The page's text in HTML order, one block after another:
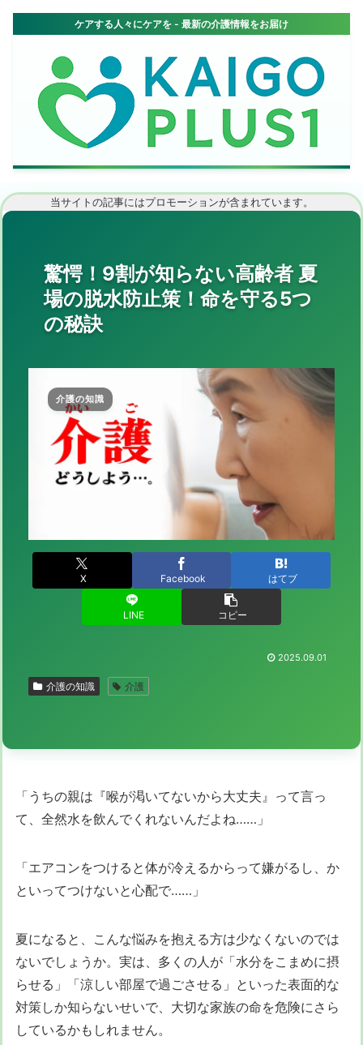
当サイトの記事にはプロモーションが含まれています。
驚愕！9割が知らない高齢者 夏
場の脱水防止策！命を守る5つ
の秘訣
介護の知識
X Facebook はてブ
LINE コピー
2025.09.01
介護の知識 介護
「うちの親は『喉が渇いてないから大丈夫』って言っ
て、全然水を飲んでくれないんだよね……」
「エアコンをつけると体が冷えるからって嫌がるし、か
といってつけないと心配で……」
夏になると、こんな悩みを抱える方は少なくないのでは
ないでしょうか。実は、多くの人が「水分をこまめに摂
らせる」「涼しい部屋で過ごさせる」といった表面的な
対策しか知らないせいで、大切な家族の命を危険にさら
しているかもしれません。